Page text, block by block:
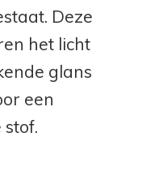
Deze
het licht
glans
een